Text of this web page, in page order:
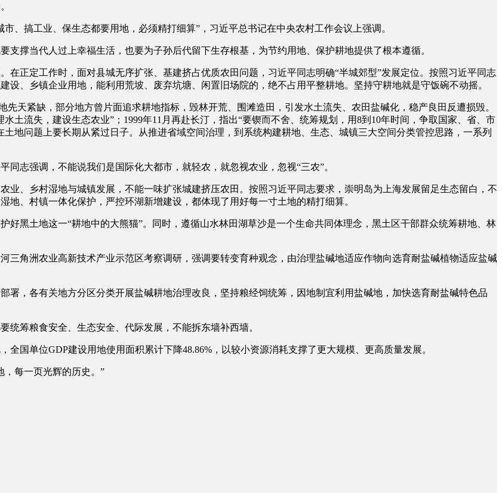
搞工业、保生态都要用地，必须精打细算”，习近平总书记在中央农村工作会议上强调。
撑当代人过上幸福生活，也要为子孙后代留下生存根基，为节约用地、保护耕地提供了根本遵循。
正定工作时，面对县城无序扩张、基建挤占优质农田问题，习近平同志明确“半城郊型”发展定位。按照习近平同志
、乡镇企业用地，能利用荒坡、废弃坑塘、闲置旧场院的，绝不占用平整耕地。坚持守耕地就是守饭碗不动摇。
天紧缺，部分地方曾片面追求耕地指标，毁林开荒、围滩造田，引发水土流失、农田盐碱化，稳产良田反遭损毁。
土流失，建设生态农业”；1999年11月再赴长汀，指出“要锲而不舍、统筹规划，用8到10年时间，争取国家、省、市
地问题上要长期从紧过日子。从推进省域空间治理，到系统构建耕地、生态、城镇三大空间分类管控思路，一系列
强调，不能说我们是国际化大都市，就轻农，就忽视农业，忽视“三农”。
、乡村湿地与城镇发展，不能一味扩张城建挤压农田。按照习近平同志要求，崇明岛为上海发展留足生态留白，不
、村镇一体化保护，严控环湖新增建设，都体现了用好每一寸土地的精打细算。
黑土地这一“耕地中的大熊猫”。同时，遵循山水林田湖草沙是一个生命共同体理念，黑土区干部群众统筹耕地、林
角洲农业高新技术产业示范区考察调研，强调要转变育种观念，由治理盐碱地适应作物向选育耐盐碱植物适应盐碱
，各有关地方分区分类开展盐碱耕地治理改良，坚持粮经饲统筹，因地制宜利用盐碱地，加快选育耐盐碱特色品
筹粮食安全、生态安全、代际发展，不能拆东墙补西墙。
单位GDP建设用地使用面积累计下降48.86%，以较小资源消耗支撑了更大规模、更高质量发展。
每一页光辉的历史。”